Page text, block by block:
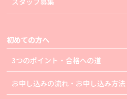
初めての方へ
3つのポイント・合格への道
お申し込みの流れ・お申し込み方